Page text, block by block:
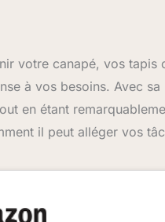
votre canapé, vos tapis
à vos besoins. Avec
en étant
il peut alléger vos